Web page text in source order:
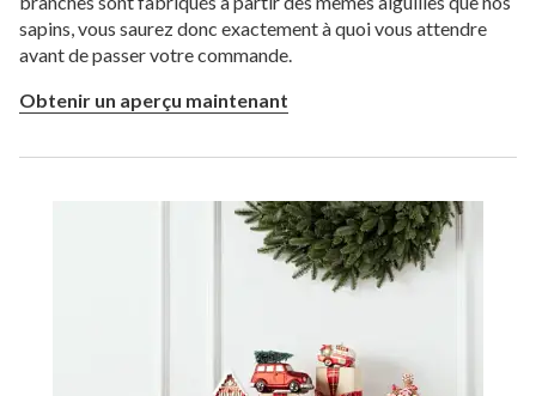
sapins, vous saurez donc exactement à quoi vous attendre
avant de passer votre commande.
Obtenir un aperçu maintenant